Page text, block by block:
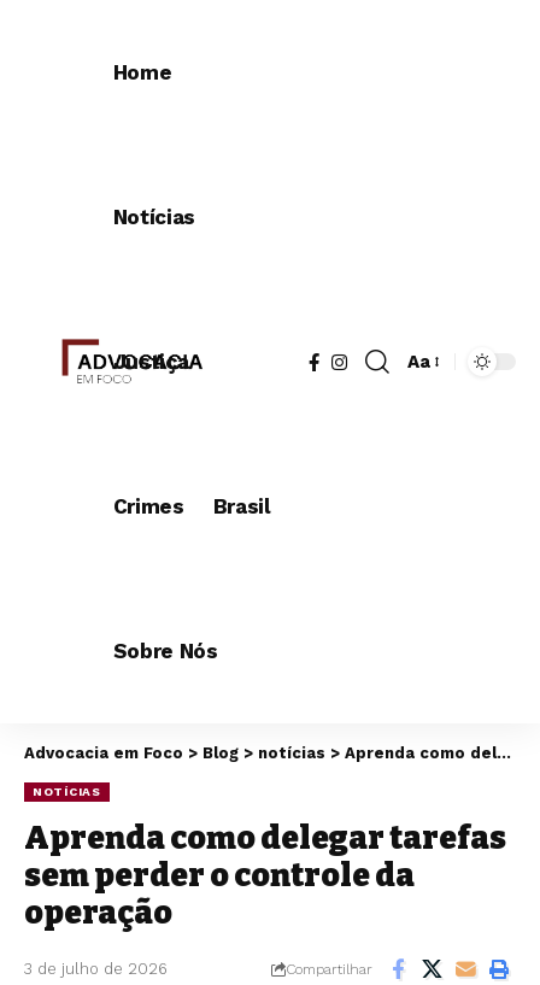
Home
Notícias
Justiça
Crimes Brasil
Sobre Nós
Aa
Advocacia em Foco > Blog > notícias > Aprenda como delegar tarefas sem perder o controle da operação
NOTÍCIAS
Aprenda como delegar tarefas
sem perder o controle da
operação
3 de julho de 2026 Compartilhar